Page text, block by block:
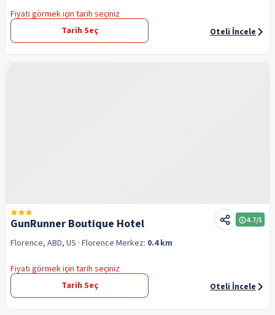
Fiyatı görmek için tarih seçiniz
Tarih Seç
Oteli İncele
GunRunner Boutique Hotel 4.7/5
Florence, ABD, US · Florence Merkez: 0.4 km
Fiyatı görmek için tarih seçiniz
Tarih Seç
Oteli İncele